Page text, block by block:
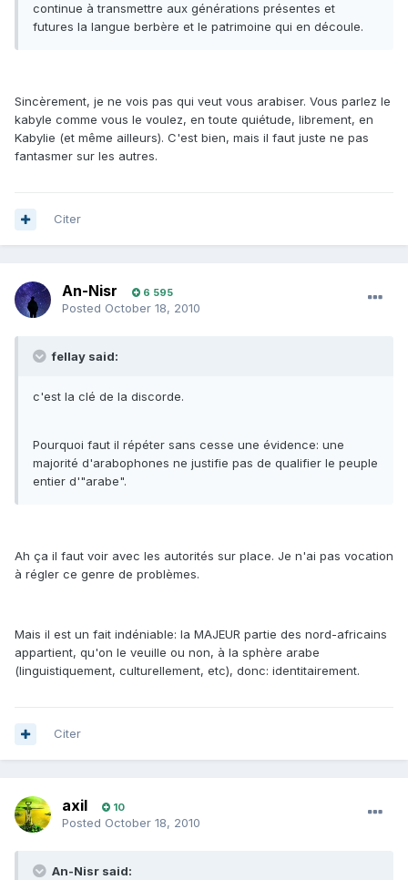
continue à transmettre aux générations présentes et
futures la langue berbère et le patrimoine qui en découle.
Sincèrement, je ne vois pas qui veut vous arabiser. Vous parlez le
kabyle comme vous le voulez, en toute quiétude, librement, en
Kabylie (et même ailleurs). C'est bien, mais il faut juste ne pas
fantasmer sur les autres.
Citer
An-Nisr 6 595
Posted October 18, 2010
fellay said:
c'est la clé de la discorde.
Pourquoi faut il répéter sans cesse une évidence: une
majorité d'arabophones ne justifie pas de qualifier le peuple
entier d'"arabe".
Ah ça il faut voir avec les autorités sur place. Je n'ai pas vocation
à régler ce genre de problèmes.
Mais il est un fait indéniable: la MAJEUR partie des nord-africains
appartient, qu'on le veuille ou non, à la sphère arabe
(linguistiquement, culturellement, etc), donc: identitairement.
Citer
axil 10
Posted October 18, 2010
An-Nisr said: